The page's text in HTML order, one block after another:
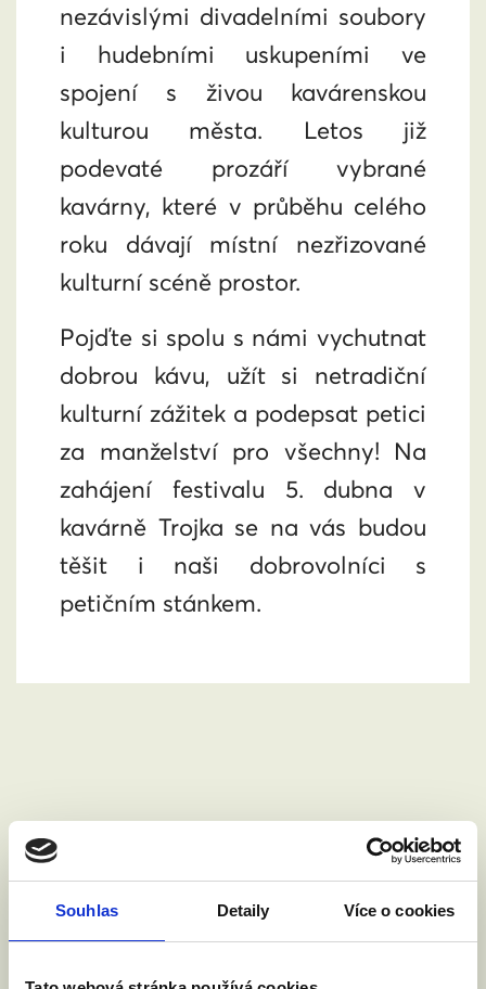
Souhlas Detaily Více o cookies
nezávislými divadelními soubory
i hudebními uskupeními ve
spojení s živou kavárenskou
kulturou města. Letos již
podevaté prozáří vybrané
kavárny, které v průběhu celého
roku dávají místní nezřizované
kulturní scéně prostor.
Pojďte si spolu s námi vychutnat
dobrou kávu, užít si netradiční
kulturní zážitek a podepsat petici
za manželství pro všechny! Na
zahájení festivalu 5. dubna v
kavárně Trojka se na vás budou
těšit i naši dobrovolníci s
petičním stánkem.
Chci se zúčastnit.
Jméno a příjmení: